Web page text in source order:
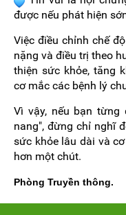
được nếu phát hiện
Việc điều chỉnh chế
nặng và điều trị theo
thiện sức khỏe, tăng
cơ mắc các bệnh lý
Vì vậy, nếu bạn từng
nang", đừng chỉ nghĩ
sức khỏe lâu dài và
hơn một chút.
Phòng Truyền thông.